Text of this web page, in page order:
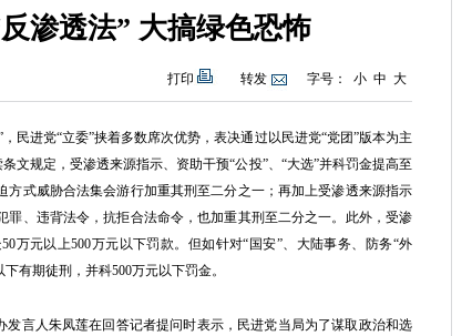
渗透法” 大搞绿色恐怖
字号： 小 中 大
转发
打印
民进党“立委”挟着多数席次优势，表决通过以民进党“党团”版本为主
文规定，受渗透来源指示、资助干预“公投”、“大选”并科罚金提高至
方式威胁合法集会游行加重其刑至二分之一；再加上受渗透来源指示
罪、违背法令，抗拒合法命令，也加重其刑至二分之一。此外，受渗
万元以上500万元以下罚款。但如针对“国安”、大陆事务、防务“外
有期徒刑，并科500万元以下罚金。
言人朱凤莲在回答记者提问时表示，民进党当局为了谋取政治和选